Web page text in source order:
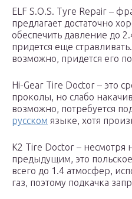
ELF S.O.S. Tyre Repair –
предлагает достаточно
обеспечить давление до
придется еще
возможно, придется его
Hi-Gear Tire Doctor – это
проколы, но слабо
возможно, потребуется
русском языке, хотя
K2 Tire Doctor – несмотря
предыдущим, это
всего до 1.4 атмосфер,
газ, поэтому подкачка